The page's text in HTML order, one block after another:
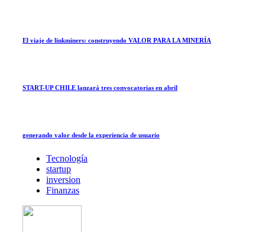
El viaje de linkminers: construyendo VALOR PARA LA MINERÍA
START-UP CHILE lanzará tres convocatorias en abril
generando valor desde la experiencia de usuario
Tecnología
startup
inversion
Finanzas